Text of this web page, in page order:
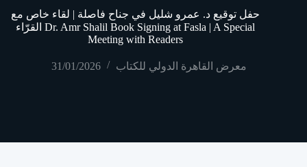
حفل توقيع د. عمرو شليل في جناح فاصلة | لقاء خاص مع
القرّاء Dr. Amr Shalil Book Signing at Fasla | A Special
Meeting with Readers
31/01/2026 معرض القاهرة الدولي للكتاب